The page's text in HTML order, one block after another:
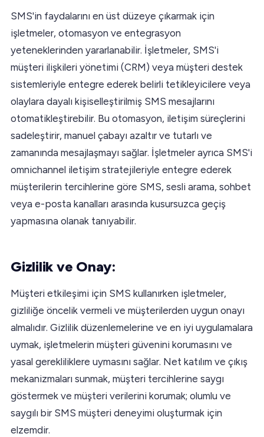
SMS'in faydalarını en üst düzeye çıkarmak için
işletmeler, otomasyon ve entegrasyon
yeteneklerinden yararlanabilir. İşletmeler, SMS'i
müşteri ilişkileri yönetimi (CRM) veya müşteri destek
sistemleriyle entegre ederek belirli tetikleyicilere veya
olaylara dayalı kişiselleştirilmiş SMS mesajlarını
otomatikleştirebilir. Bu otomasyon, iletişim süreçlerini
sadeleştirir, manuel çabayı azaltır ve tutarlı ve
zamanında mesajlaşmayı sağlar. İşletmeler ayrıca SMS'i
omnichannel iletişim stratejileriyle entegre ederek
müşterilerin tercihlerine göre SMS, sesli arama, sohbet
veya e-posta kanalları arasında kusursuzca geçiş
yapmasına olanak tanıyabilir.
Gizlilik ve Onay:
Müşteri etkileşimi için SMS kullanırken işletmeler,
gizliliğe öncelik vermeli ve müşterilerden uygun onayı
almalıdır. Gizlilik düzenlemelerine ve en iyi uygulamalara
uymak, işletmelerin müşteri güvenini korumasını ve
yasal gerekliliklere uymasını sağlar. Net katılım ve çıkış
mekanizmaları sunmak, müşteri tercihlerine saygı
göstermek ve müşteri verilerini korumak; olumlu ve
saygılı bir SMS müşteri deneyimi oluşturmak için
elzemdir.